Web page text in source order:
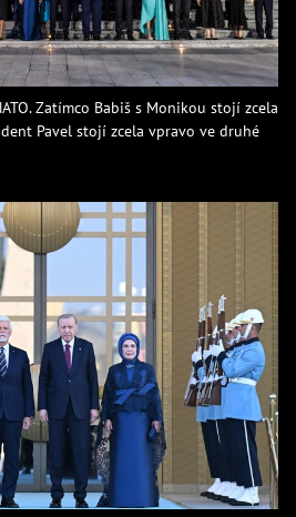
Zatímco Babiš s Monikou stojí zcela
Pavel stojí zcela vpravo ve druhé